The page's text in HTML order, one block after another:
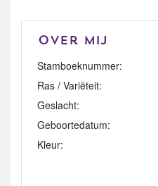
Over mij
Stamboeknummer:
Ras / Variëteit:
Geslacht:
Geboortedatum:
Kleur: